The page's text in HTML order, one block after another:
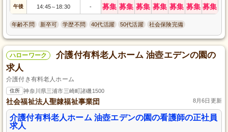
午後 14:45～ 18:30 - 募集 募集 募集 募集 募集 募集 募集
年齢不問 新卒可 学歴不問 40代活躍 50代活躍 社会保険完備
ハローワーク
介護付有料老人ホーム 油壺エデンの園の
求人
介護付き有料老人ホーム
住所 神奈川県三浦市三崎町諸磯1500
社会福祉法人聖隷福祉事業団 8月6日更新
介護付有料老人ホーム 油壺エデンの園の看護師の正社員
求人